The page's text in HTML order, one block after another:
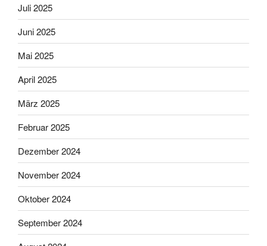
Juli 2025
Juni 2025
Mai 2025
April 2025
März 2025
Februar 2025
Dezember 2024
November 2024
Oktober 2024
September 2024